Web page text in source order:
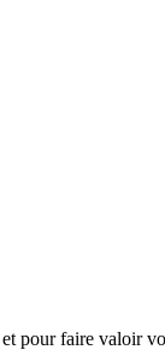
pour faire valoir